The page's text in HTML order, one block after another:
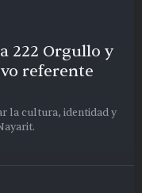
222 Orgullo y
referente
la cultura, identidad y